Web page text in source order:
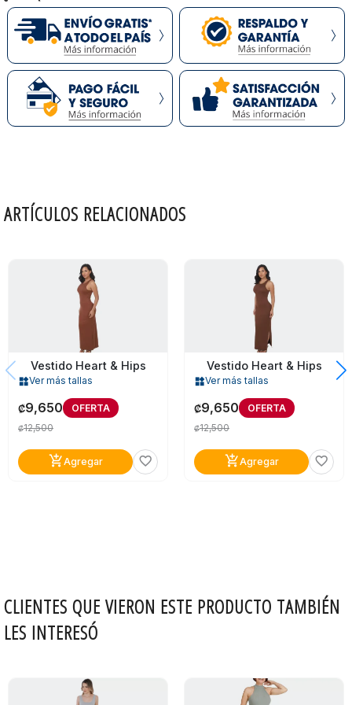
ARTÍCULOS RELACIONADOS
Vestido Heart & Hips
widgetsVer más tallas
₡9,650 OFERTA
₡12,500
add_shopping_cartAgregar favorite_border
Vestido Heart & Hips
widgetsVer más tallas
₡9,650 OFERTA
₡12,500
add_shopping_cartAgregar favorite_border
CLIENTES QUE VIERON ESTE PRODUCTO TAMBIÉN
LES INTERESÓ